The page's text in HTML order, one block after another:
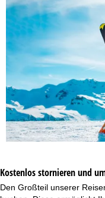
Informationen zum
Impressum
.
Ihren Rechten finden Sie
r
t
e
i
t
Kostenlos stornieren und
Den Großteil unserer